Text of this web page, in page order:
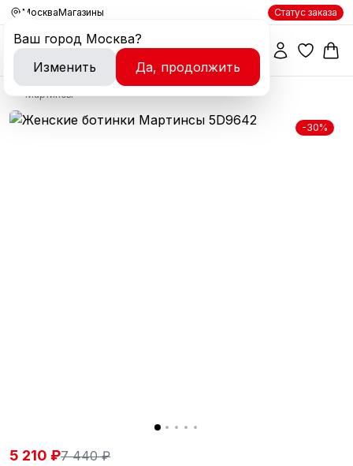
Москва
Ваш город Москва?
Изменить
Да, продолжить
Магазины Статус заказа
Мартинсы
-30%
5 210 ₽7 440 ₽